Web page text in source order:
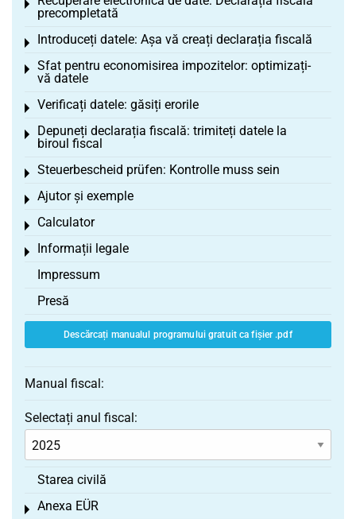
precompletată
Toggle menu
Introduceți datele: Așa vă creați declarația fiscală
Toggle menu
Sfat pentru economisirea impozitelor: optimizați-
vă datele
Toggle menu
Verificați datele: găsiți erorile
Toggle menu
Depuneți declarația fiscală: trimiteți datele la
biroul fiscal
Toggle menu
Steuerbescheid prüfen: Kontrolle muss sein
Toggle menu
Ajutor și exemple
Toggle menu
Calculator
Toggle menu
Informații legale
Toggle menu
Impressum
Presă
Descărcați manualul programului gratuit ca fișier .pdf
Manual fiscal:
Selectați anul fiscal:
Starea civilă
Anexa EÜR
Toggle menu